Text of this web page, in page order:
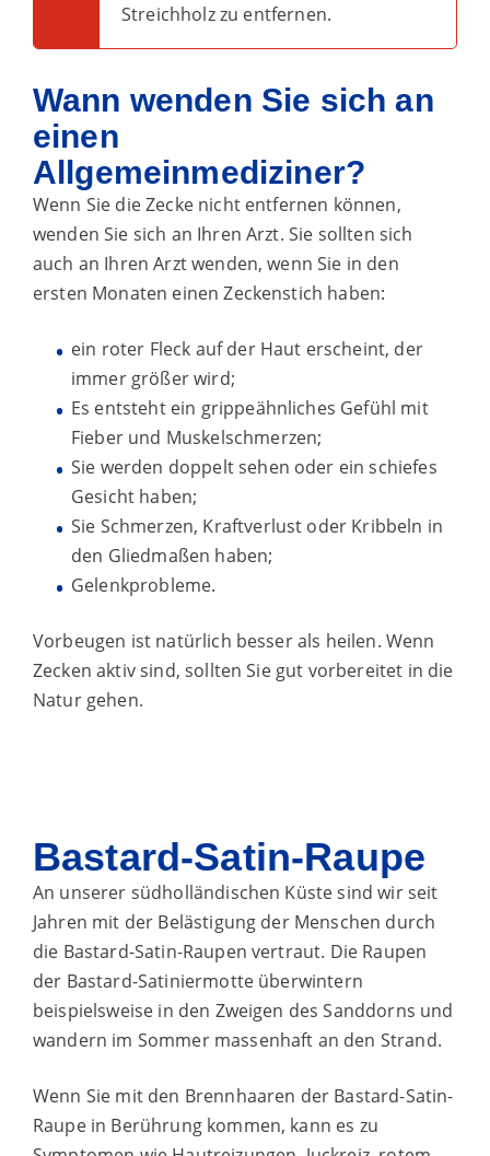
Streichholz zu entfernen.
Wann wenden Sie sich an
einen
Allgemeinmediziner?
Wenn Sie die Zecke nicht entfernen können,
wenden Sie sich an Ihren Arzt. Sie sollten sich
auch an Ihren Arzt wenden, wenn Sie in den
ersten Monaten einen Zeckenstich haben:
ein roter Fleck auf der Haut erscheint, der
immer größer wird;
Es entsteht ein grippeähnliches Gefühl mit
Fieber und Muskelschmerzen;
Sie werden doppelt sehen oder ein schiefes
Gesicht haben;
Sie Schmerzen, Kraftverlust oder Kribbeln in
den Gliedmaßen haben;
Gelenkprobleme.
Vorbeugen ist natürlich besser als heilen. Wenn
Zecken aktiv sind, sollten Sie gut vorbereitet in die
Natur gehen.
Bastard-Satin-Raupe
An unserer südholländischen Küste sind wir seit
Jahren mit der Belästigung der Menschen durch
die Bastard-Satin-Raupen vertraut. Die Raupen
der Bastard-Satiniermotte überwintern
beispielsweise in den Zweigen des Sanddorns und
wandern im Sommer massenhaft an den Strand.
Wenn Sie mit den Brennhaaren der Bastard-Satin-
Raupe in Berührung kommen, kann es zu